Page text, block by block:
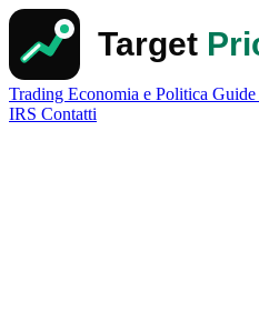
Trading Economia e Politica Guide
IRS Contatti